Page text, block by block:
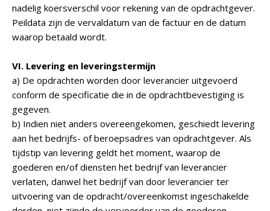
nadelig koersverschil voor rekening van de opdrachtgever.
Peildata zijn de vervaldatum van de factuur en de datum
waarop betaald wordt.
VI. Levering en leveringstermijn
a) De opdrachten worden door leverancier uitgevoerd
conform de specificatie die in de opdrachtbevestiging is
gegeven.
b) Indien niet anders overeengekomen, geschiedt levering
aan het bedrijfs- of beroepsadres van opdrachtgever. Als
tijdstip van levering geldt het moment, waarop de
goederen en/of diensten het bedrijf van leverancier
verlaten, danwel het bedrijf van door leverancier ter
uitvoering van de opdracht/overeenkomst ingeschakelde